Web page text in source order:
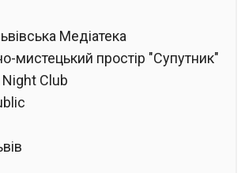
Медіатека
мистецький простір "Супутник"
Club